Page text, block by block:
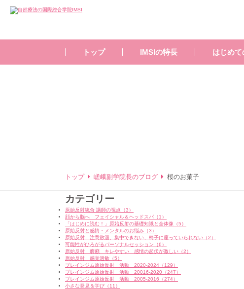
トップ IMSIの特長 はじめて
トップ 嵯峨副学院長のブログ 桜のお菓子
カテゴリー
原始反射統合 講師の視点（3）
顔から脳へ フェイシャル＆ヘッドスパ（1）
「はじめに読む！」原始反射の基礎知識と全体像（5）
原始反射と感情・メンタルのお悩み（3）
原始反射 注意散漫、集中できない、椅子に座っていられない（2）
可能性がひろがるパーソナルセッション（6）
原始反射 癇癪 キレやすい 感情の起伏が激しい（2）
原始反射 感覚過敏（5）
ブレインジム原始反射 活動 2020-2024（129）
ブレインジム原始反射 活動 20016-2020（247）
ブレインジム原始反射 活動 2005-2016（274）
小さな発見＆学び（11）